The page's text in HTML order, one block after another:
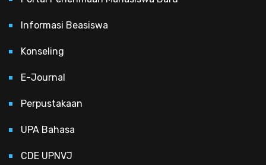
Informasi Beasiswa
Konseling
E-Journal
Perpustakaan
UPA Bahasa
CDE UPNVJ